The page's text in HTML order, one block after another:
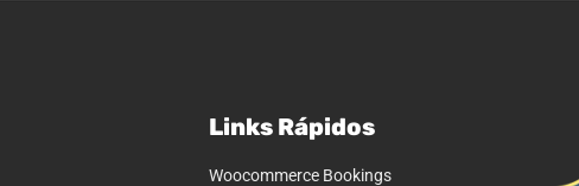
Links Rápidos
Woocommerce Bookings